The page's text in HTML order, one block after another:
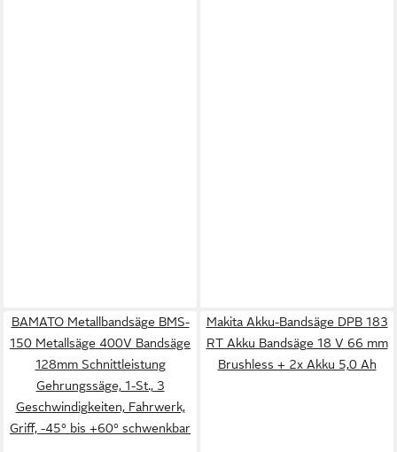
BAMATO Metallbandsäge BMS-
150 Metallsäge 400V Bandsäge
128mm Schnittleistung
Gehrungssäge, 1-St., 3
Geschwindigkeiten, Fahrwerk,
Griff, -45° bis +60° schwenkbar
Makita Akku-Bandsäge DPB 183
RT Akku Bandsäge 18 V 66 mm
Brushless + 2x Akku 5,0 Ah